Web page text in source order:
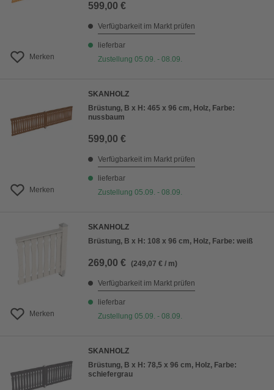
Merken
599,00 €
Verfügbarkeit im Markt prüfen
lieferbar
Zustellung 05.09. - 08.09.
Merken
SKANHOLZ
Brüstung, B x H: 465 x 96 cm, Holz, Farbe:
nussbaum
599,00 €
Verfügbarkeit im Markt prüfen
lieferbar
Zustellung 05.09. - 08.09.
Merken
SKANHOLZ
Brüstung, B x H: 108 x 96 cm, Holz, Farbe: weiß
269,00 € (249,07 € / m)
Verfügbarkeit im Markt prüfen
lieferbar
Zustellung 05.09. - 08.09.
SKANHOLZ
Brüstung, B x H: 78,5 x 96 cm, Holz, Farbe:
schiefergrau